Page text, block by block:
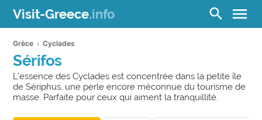
Visit-Greece.info search menu
Grèce Cyclades
Sérifos
L'essence des Cyclades est concentrée dans la petite île
de Sériphus, une perle encore méconnue du tourisme de
masse. Parfaite pour ceux qui aiment la tranquillité.